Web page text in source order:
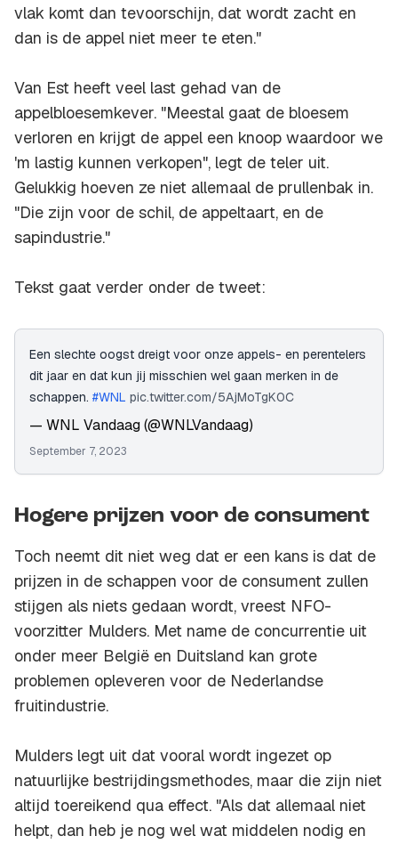
vlak komt dan tevoorschijn, dat wordt zacht en
dan is de appel niet meer te eten."
Van Est heeft veel last gehad van de
appelbloesemkever. "Meestal gaat de bloesem
verloren en krijgt de appel een knoop waardoor we
'm lastig kunnen verkopen", legt de teler uit.
Gelukkig hoeven ze niet allemaal de prullenbak in.
"Die zijn voor de schil, de appeltaart, en de
sapindustrie."
Tekst gaat verder onder de tweet:
Een slechte oogst dreigt voor onze appels- en perentelers
dit jaar en dat kun jij misschien wel gaan merken in de
schappen. #WNL pic.twitter.com/5AjMoTgK0C
— WNL Vandaag (@WNLVandaag)
September 7, 2023
Hogere prijzen voor de consument
Toch neemt dit niet weg dat er een kans is dat de
prijzen in de schappen voor de consument zullen
stijgen als niets gedaan wordt, vreest NFO-
voorzitter Mulders. Met name de concurrentie uit
onder meer België en Duitsland kan grote
problemen opleveren voor de Nederlandse
fruitindustrie.
Mulders legt uit dat vooral wordt ingezet op
natuurlijke bestrijdingsmethodes, maar die zijn niet
altijd toereikend qua effect. "Als dat allemaal niet
helpt, dan heb je nog wel wat middelen nodig en